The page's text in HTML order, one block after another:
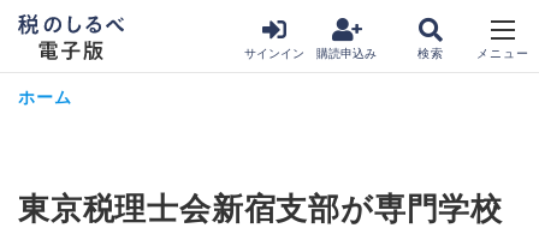
サインイン 購読申込み
ホーム
東京税理士会新宿支部が専門学校